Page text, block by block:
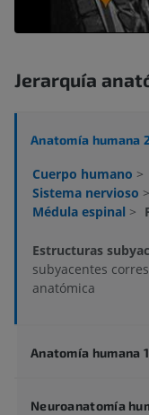
Jerarquía
Anatomía humana
Cuerpo humano >
Sistema nervioso >
Médula espinal >
Estructuras
subyacentes
anatómica
Anatomía humana 1
Neuroanatomía